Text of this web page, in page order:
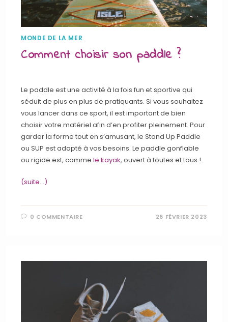
MONDE DE LA MER
Comment choisir son paddle ?
Le paddle est une activité à la fois fun et sportive qui
séduit de plus en plus de pratiquants. Si vous souhaitez
vous lancer dans ce sport, il est important de bien
choisir votre matériel afin d’en profiter pleinement. Pour
garder la forme tout en s’amusant, le Stand Up Paddle
ou SUP est adapté à vos besoins. Le paddle gonflable
ou rigide est, commele kayak, ouvert à toutes et tous !
(suite…)
0 COMMENTAIRE 26 FÉVRIER 2023